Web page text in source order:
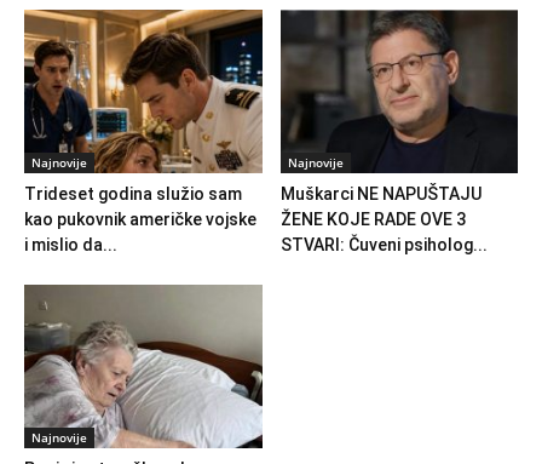
Najnovije
Trideset godina služio sam
kao pukovnik američke vojske
i mislio da...
Najnovije
Muškarci NE NAPUŠTAJU
ŽENE KOJE RADE OVE 3
STVARI: Čuveni psiholog...
Najnovije